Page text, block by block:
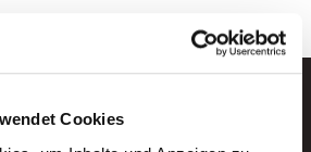
Cookies